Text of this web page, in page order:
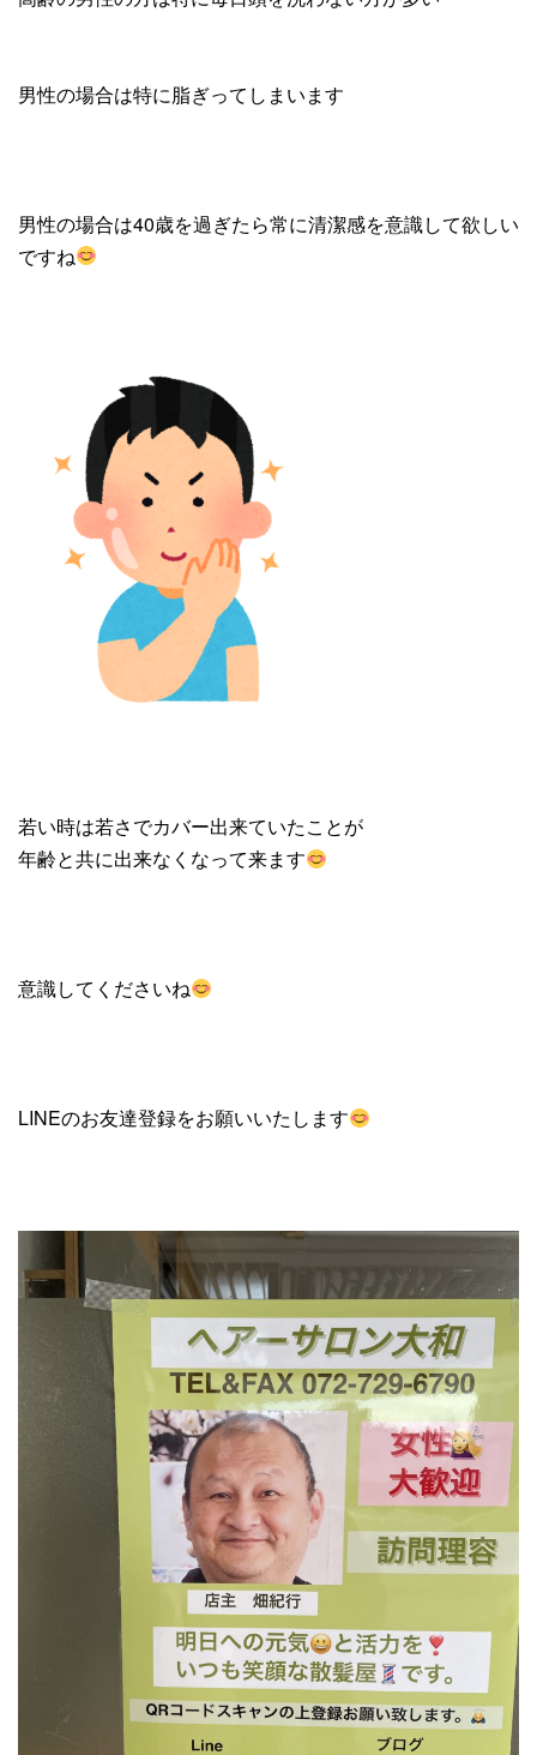
男性の場合は特に脂ぎってしまいます
男性の場合は40歳を過ぎたら常に清潔感を意識して欲しい
ですね
若い時は若さでカバー出来ていたことが
年齢と共に出来なくなって来ます
意識してくださいね
LINEのお友達登録をお願いいたします